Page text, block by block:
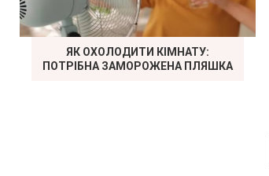
ЯК ОХОЛОДИТИ КІМНАТУ:
ПОТРІБНА ЗАМОРОЖЕНА ПЛЯШКА